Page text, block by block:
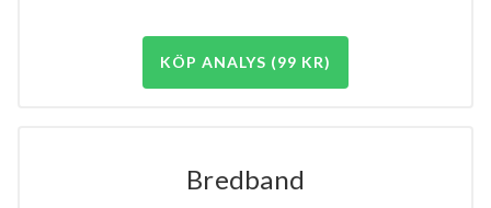
KÖP ANALYS (99 KR)
Bredband